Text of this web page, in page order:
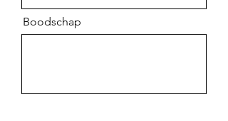
Boodschap